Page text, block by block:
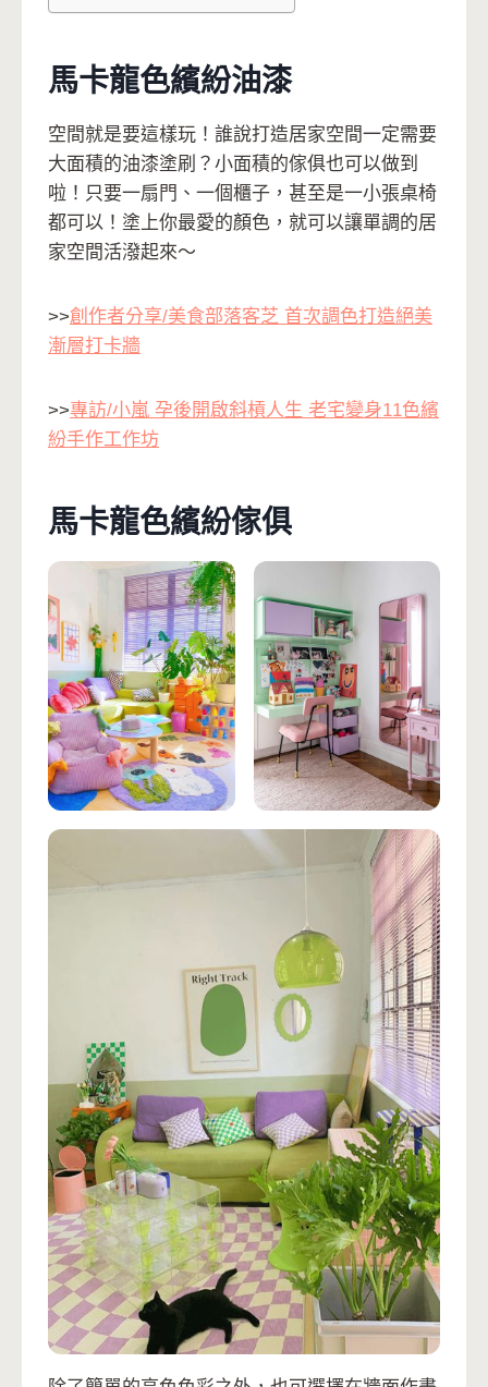
馬卡龍色繽紛油漆
空間就是要這樣玩！誰說打造居家空間一定需要
大面積的油漆塗刷？小面積的傢俱也可以做到
啦！只要一扇門、一個櫃子，甚至是一小張桌椅
都可以！塗上你最愛的顏色，就可以讓單調的居
家空間活潑起來～
>>創作者分享/美食部落客芝 首次調色打造絕美
漸層打卡牆
>>專訪/小嵐 孕後開啟斜槓人生 老宅變身11色繽
紛手作工作坊
馬卡龍色繽紛傢俱